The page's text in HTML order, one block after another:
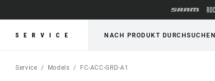
SERVICE NACH PRODUKT DURCHSUCHEN
Service Models FC-ACC-GRD-A1